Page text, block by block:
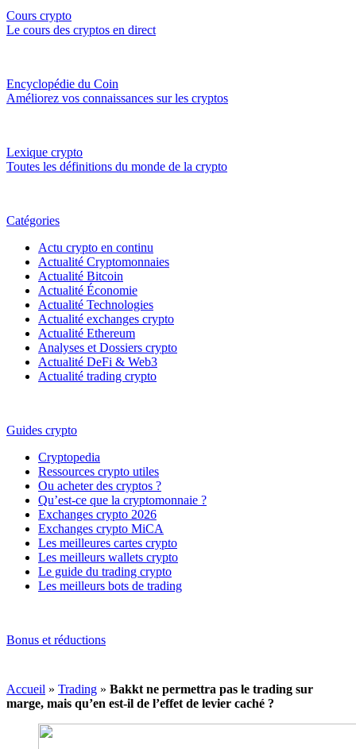
Cours crypto
Le cours des cryptos en direct
Encyclopédie du Coin
Améliorez vos connaissances sur les cryptos
Lexique crypto
Toutes les définitions du monde de la crypto
Catégories
Actu crypto en continu
Actualité Cryptomonnaies
Actualité Bitcoin
Actualité Économie
Actualité Technologies
Actualité exchanges crypto
Actualité Ethereum
Analyses et Dossiers crypto
Actualité DeFi & Web3
Actualité trading crypto
Guides crypto
Cryptopedia
Ressources crypto utiles
Ou acheter des cryptos ?
Qu’est-ce que la cryptomonnaie ?
Exchanges crypto 2026
Exchanges crypto MiCA
Les meilleures cartes crypto
Les meilleurs wallets crypto
Le guide du trading crypto
Les meilleurs bots de trading
Bonus et réductions
Accueil » Trading » Bakkt ne permettra pas le trading sur
marge, mais qu’en est-il de l’effet de levier caché ?